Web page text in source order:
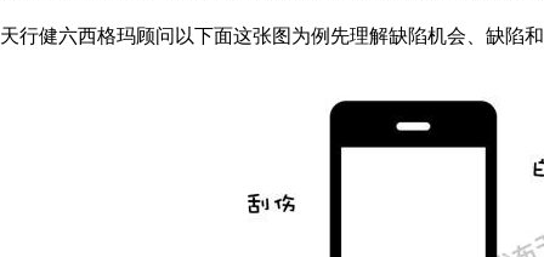
天行健六西格玛顾问以下面这张图为例先理解缺陷机会、缺陷